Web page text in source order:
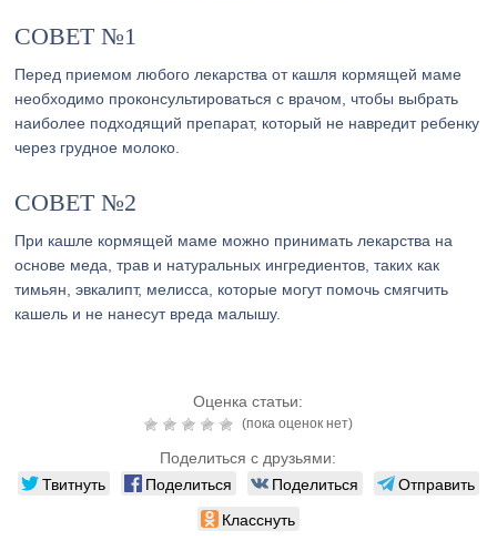
СОВЕТ №1
Перед приемом любого лекарства от кашля кормящей маме
необходимо проконсультироваться с врачом, чтобы выбрать
наиболее подходящий препарат, который не навредит ребенку
через грудное молоко.
СОВЕТ №2
При кашле кормящей маме можно принимать лекарства на
основе меда, трав и натуральных ингредиентов, таких как
тимьян, эвкалипт, мелисса, которые могут помочь смягчить
кашель и не нанесут вреда малышу.
Оценка статьи:
(пока оценок нет)
Поделиться с друзьями:
Твитнуть Поделиться Поделиться
Отправить
Класснуть